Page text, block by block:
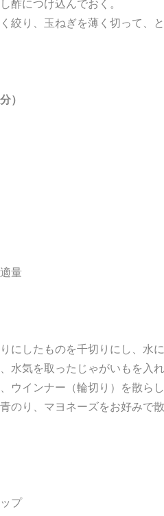
につけ込んでおく。
り、玉ねぎを薄く切って、
）
したものを千切りにし、水に
気を取ったじゃがいもを入れ
インナー（輪切り）を散ら
り、マヨネーズをお好みで散